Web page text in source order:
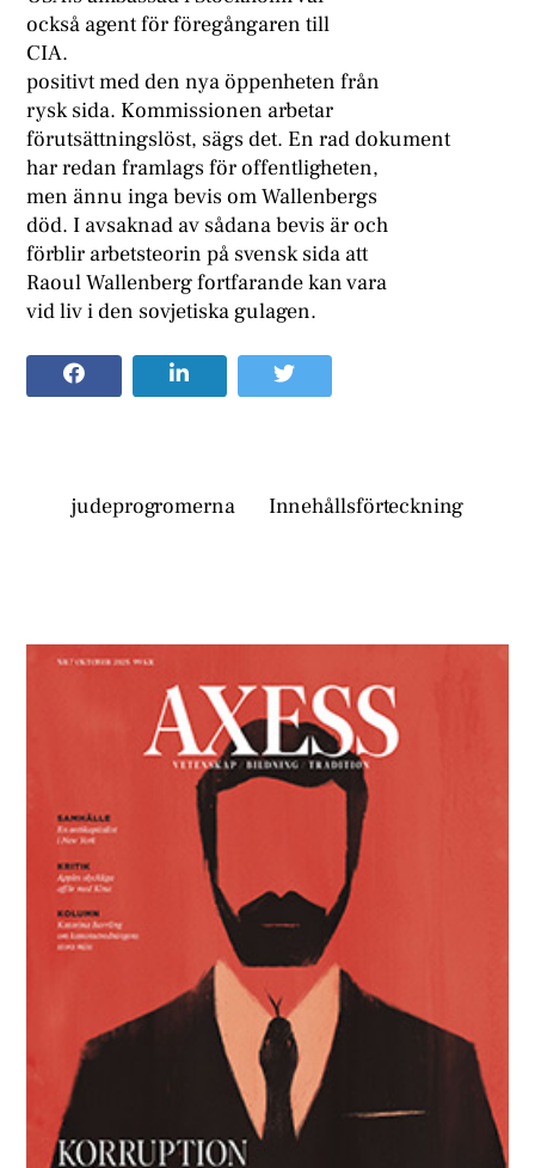
också agent för föregångaren till
CIA.
positivt med den nya öppenheten från
rysk sida. Kommissionen arbetar
förutsättningslöst, sägs det. En rad dokument
har redan framlags för offentligheten,
men ännu inga bevis om Wallenbergs
död. I avsaknad av sådana bevis är och
förblir arbetsteorin på svensk sida att
Raoul Wallenberg fortfarande kan vara
vid liv i den sovjetiska gulagen.
judeprogromerna Innehållsförteckning